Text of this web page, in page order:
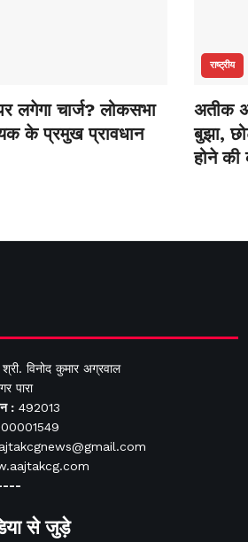
लगेगा चार्ज? लोकसभा
के प्रमुख प्रावधान
राष्ट्रीय
अतीक
बुझा,
होने की
श्री. विनोद कुमार अग्रवाल
पारा
: 492013
से जुड़े